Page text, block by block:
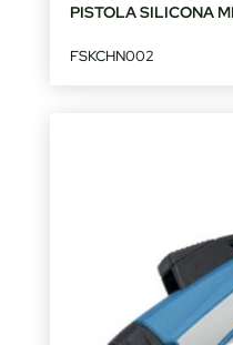
PISTOLA SILICONA
FSKCHN002